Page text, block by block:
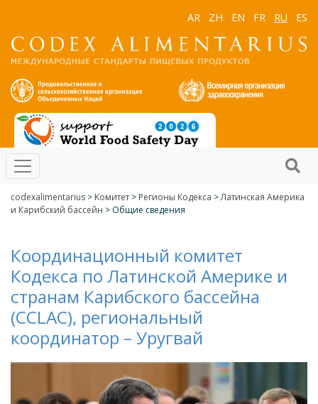
AR ZH EN FR RU ES
codexalimentarius > Kомитет > Регионы Кодекса >Латинская Америка
и Карибский бассейн > Общие сведения
Координационный комитет
Кодекса по Латинской Америке и
странам Карибского бассейна
(CCLAC), региональный
координатор – Уругвай